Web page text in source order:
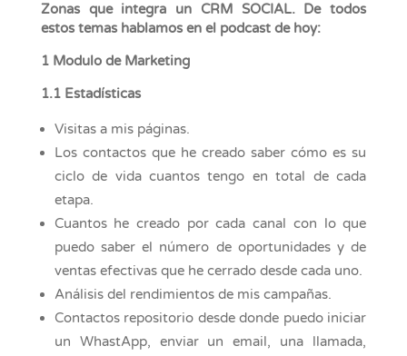
Zonas que integra un CRM SOCIAL. De todos
estos temas hablamos en el podcast de hoy:
1 Modulo de Marketing
1.1 Estadísticas
Visitas a mis páginas.
Los contactos que he creado saber cómo es su
ciclo de vida cuantos tengo en total de cada
etapa.
Cuantos he creado por cada canal con lo que
puedo saber el número de oportunidades y de
ventas efectivas que he cerrado desde cada uno.
Análisis del rendimientos de mis campañas.
Contactos repositorio desde donde puedo iniciar
un WhastApp, enviar un email, una llamada,